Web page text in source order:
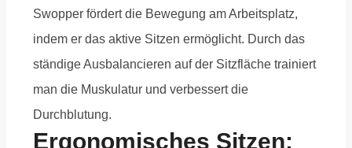
Swopper fördert die Bewegung am Arbeitsplatz,
indem er das aktive Sitzen ermöglicht. Durch das
ständige Ausbalancieren auf der Sitzfläche trainiert
man die Muskulatur und verbessert die
Durchblutung.
Ergonomisches Sitzen: